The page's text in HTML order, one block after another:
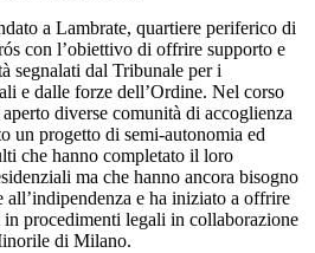
a Lambrate, quartiere periferico di
con l’obiettivo di offrire supporto e
segnalati dal Tribunale per i
e dalle forze dell’Ordine. Nel corso
diverse comunità di accoglienza
un progetto di semi-autonomia ed
che hanno completato il loro
ma che hanno ancora bisogno
e ha iniziato a offrire
procedimenti legali in collaborazione
di Milano.